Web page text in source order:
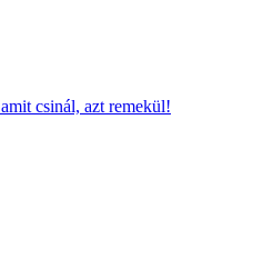
csinál, azt remekül!